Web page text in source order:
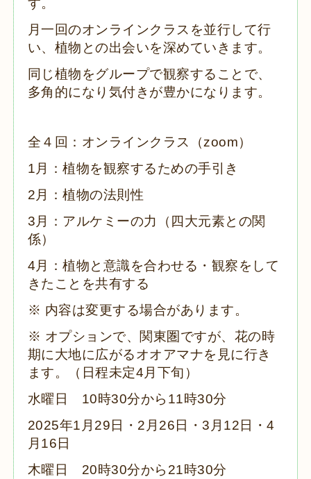
す。
月一回のオンラインクラスを並行して行
い、植物との出会いを深めていきます。
同じ植物をグループで観察することで、
多角的になり気付きが豊かになります。
全４回：オンラインクラス（zoom）
1月：植物を観察するための手引き
2月：植物の法則性
3月：アルケミーの力（四大元素との関
係）
4月：植物と意識を合わせる・観察をして
きたことを共有する
※ 内容は変更する場合があります。
※ オプションで、関東圏ですが、 花の時
期に大地に広がるオオアマナを見に行き
ます。（日程未定4月下旬）
水曜日 10時30分から11時30分
2025年1月29 日・2月26日・3月12 日・4
月16日
木曜日 20時30分から21時30分